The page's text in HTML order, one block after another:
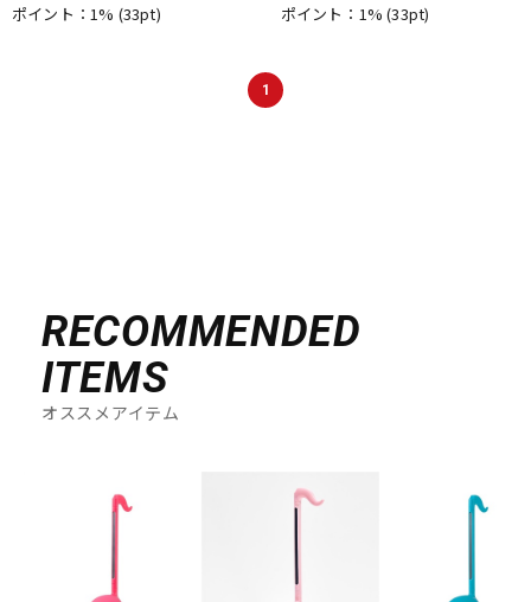
ポイント：1% (33pt) ポイント：1%(33pt)
1
RECOMMENDED
ITEMS
オススメアイテム